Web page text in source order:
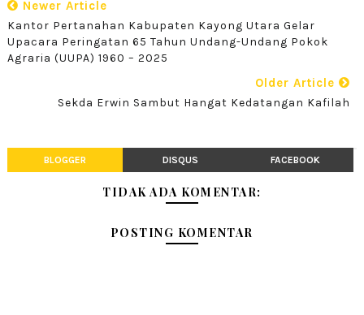
Newer Article
Kantor Pertanahan Kabupaten Kayong Utara Gelar
Upacara Peringatan 65 Tahun Undang-Undang Pokok
Agraria (UUPA) 1960 – 2025
Older Article
Sekda Erwin Sambut Hangat Kedatangan Kafilah
BLOGGER DISQUS FACEBOOK
TIDAK ADA KOMENTAR:
POSTING KOMENTAR